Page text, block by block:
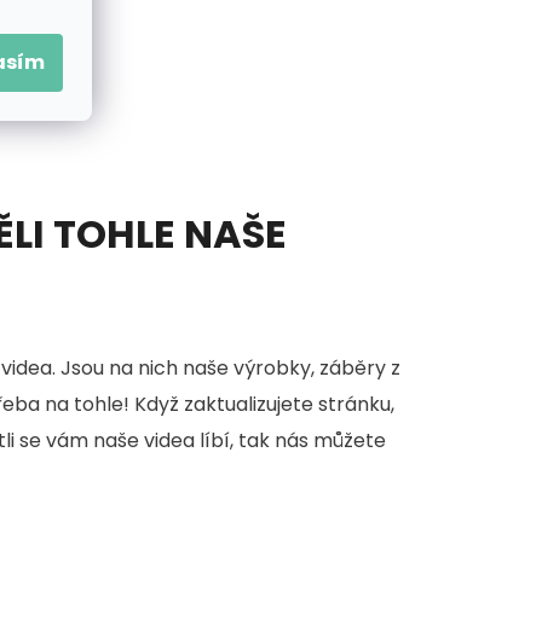
TOHLE NAŠE
Jsou na nich naše výrobky, záběry z
na tohle! Když zaktualizujete stránku,
se vám naše videa líbí, tak nás můžete